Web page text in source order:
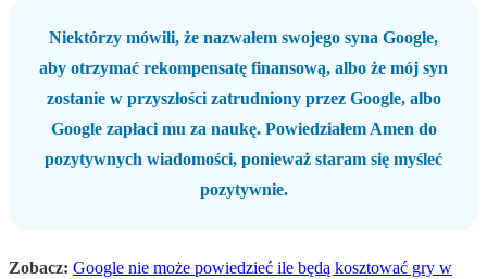
Niektórzy mówili, że nazwałem swojego syna Google,
aby otrzymać rekompensatę finansową, albo że mój syn
zostanie w przyszłości zatrudniony przez Google, albo
Google zapłaci mu za naukę. Powiedziałem Amen do
pozytywnych wiadomości, ponieważ staram się myśleć
pozytywnie.
Zobacz: Google nie może powiedzieć ile będą kosztować gry w